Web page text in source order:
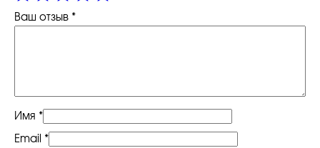
a
a
c
Ваш отзыв *
Имя *
Email *